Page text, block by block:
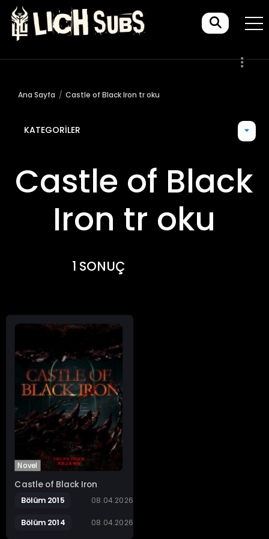
Ana Sayfa Castle of Black Iron tr oku
KATEGORILER
Castle of Black
Iron tr oku
1 SONUÇ
Novel
Castle of Black Iron
Bölüm 2015 08.04.2026
Bölüm 2014 08.04.2026